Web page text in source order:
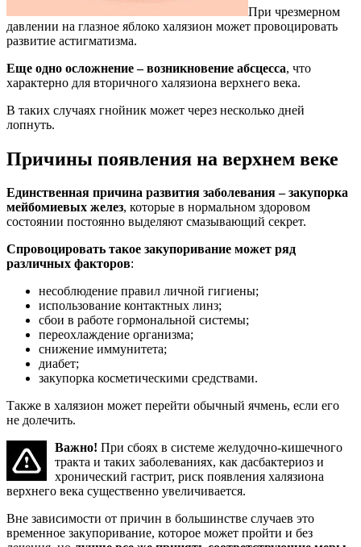
При чрезмерном
давлении на глазное яблоко халязион может провоцировать
развитие астигматизма.
Еще одно осложнение – возникновение абсцесса, что
характерно для вторичного халязиона верхнего века.
В таких случаях гнойник может через несколько дней
лопнуть.
Причины появления на верхнем веке
Единственная причина развития заболевания – закупорка
мейбомиевых желез, которые в нормальном здоровом
состоянии постоянно выделяют смазывающий секрет.
Спровоцировать такое закупоривание может ряд
различных факторов:
несоблюдение правил личной гигиены;
использование контактных линз;
сбои в работе гормональной системы;
переохлаждение организма;
снижение иммунитета;
диабет;
закупорка косметическими средствами.
Также в халязион может перейти обычный ячмень, если его
не долечить.
Важно! При сбоях в системе желудочно-кишечного
тракта и таких заболеваниях, как дасбактериоз и
хронический гастрит, риск появления халязиона
верхнего века существенно увеличивается.
Вне зависимости от причин в большинстве случаев это
временное закупоривание, которое может пройти и без